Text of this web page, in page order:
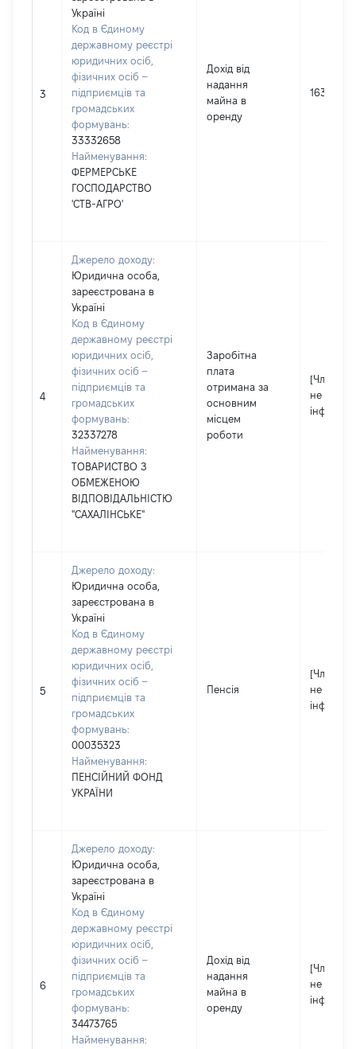
3
Україні
Код в Єдиному
державному реєстрі
юридичних осіб,
фізичних осіб –
підприємців та
громадських
формувань:
33332658
Найменування:
ФЕРМЕРСЬКЕ
ГОСПОДАРСТВО
'СТВ-АГРО'
Дохід від
надання
майна в
оренду
16368
4
Джерело доходу:
Юридична особа,
зареєстрована в
Україні
Код в Єдиному
державному реєстрі
юридичних осіб,
фізичних осіб –
підприємців та
громадських
формувань:
32337278
Найменування:
ТОВАРИСТВО З
ОБМЕЖЕНОЮ
ВІДПОВІДАЛЬНІСТЮ
"САХАЛІНСЬКЕ"
Заробітна
плата
отримана за
основним
місцем
роботи
[Член
не надав
5
Джерело доходу:
Юридична особа,
зареєстрована в
Україні
Код в Єдиному
державному реєстрі
юридичних осіб,
фізичних осіб –
підприємців та
громадських
формувань:
00035323
Найменування:
ПЕНСІЙНИЙ ФОНД
УКРАЇНИ
Пенсія
[Член
не надав
6
Джерело доходу:
Юридична особа,
зареєстрована в
Україні
Код в Єдиному
державному реєстрі
юридичних осіб,
фізичних осіб –
підприємців та
громадських
формувань:
34473765
Найменування:
Дохід від
надання
майна в
оренду
[Член
не надав